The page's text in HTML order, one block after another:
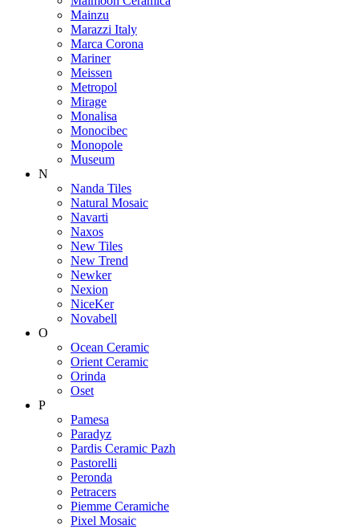
Mainzu
Marazzi Italy
Marca Corona
Mariner
Meissen
Metropol
Mirage
Monalisa
Monocibec
Monopole
Museum
N
Nanda Tiles
Natural Mosaic
Navarti
Naxos
New Tiles
New Trend
Newker
Nexion
NiceKer
Novabell
O
Ocean Ceramic
Orient Ceramic
Orinda
Oset
P
Pamesa
Paradyz
Pardis Ceramic Pazh
Pastorelli
Peronda
Petracers
Piemme Ceramiche
Pixel Mosaic